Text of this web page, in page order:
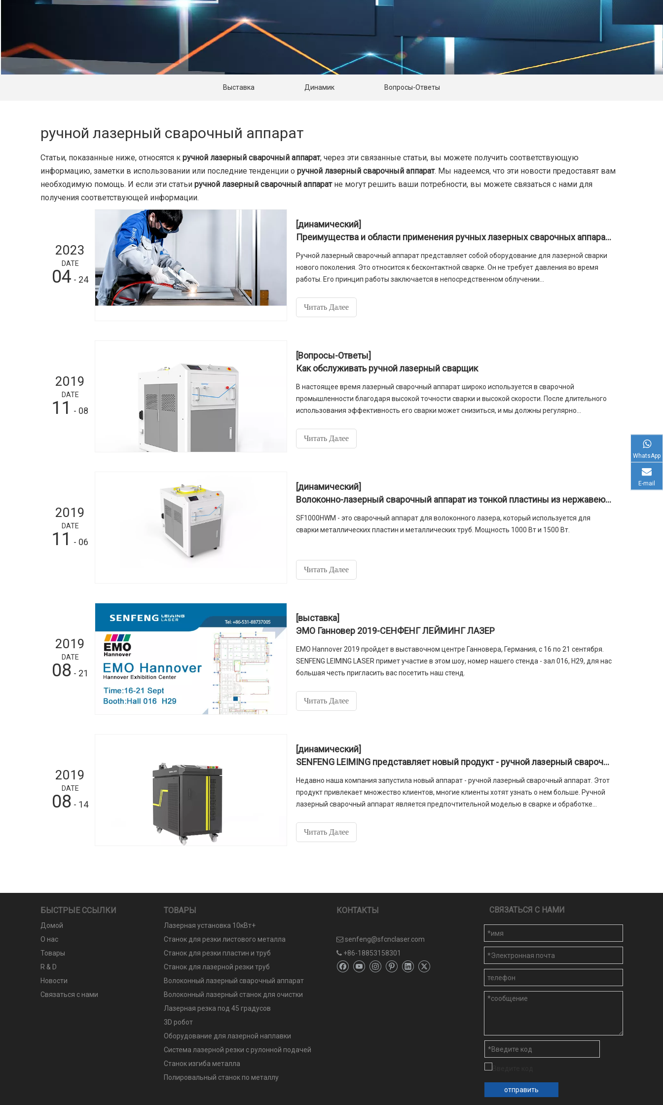
Выставка Динамик Вопросы-Ответы
ручной лазерный сварочный аппарат
Статьи, показанные ниже, относятся к ручной лазерный сварочный аппарат, через эти связанные статьи, вы можете получить соответствующую
информацию, заметки в использовании или последние тенденции о ручной лазерный сварочный аппарат. Мы надеемся, что эти новости предоставят вам
необходимую помощь. И если эти статьи ручной лазерный сварочный аппаратне могут решить ваши потребности, вы можете связаться с нами для
получения соответствующей информации.
2023
DATE
04 - 24
[динамический]
Преимущества и области применения ручных лазерных сварочных аппаратов
Ручной лазерный сварочный аппарат представляет собой оборудование для лазерной сварки
нового поколения. Это относится к бесконтактной сварке. Он не требует давления во время
работы. Его принцип работы заключается в непосредственном облучении
материалом внутренняя часть материала расплавляется, а затем охлаждается и
кристаллизуется, образуя сварной шов.
Читать Далее
2019
DATE
11 - 08
[Вопросы-Ответы]
Как обслуживать ручной лазерный сварщик
В настоящее время лазерный сварочный аппарат широко используется в сварочной
промышленности благодаря высокой точности сварки и высокой скорости. После длительного
использования эффективность его сварки может снизиться, и мы должны регулярно
поддерживать?
Читать Далее
2019
DATE
11 - 06
[динамический]
Волоконно-лазерный сварочный аппарат из тонкой пластины из нержавеющей стали
SF1000HWM - это сварочный аппарат для волоконного лазера, который используется для
сварки металлических пластин и металлических труб. Мощность 1000 Вт и 1500 Вт.
Читать Далее
2019
DATE
08 - 21
[выставка]
ЭМО Ганновер 2019-СЕНФЕНГ ЛЕЙМИНГ ЛАЗЕР
EMO Hannover 2019 пройдет в выставочном центре Ганновера, Германия, с 16 по 21 сентября.
SENFENG LEIMING LASER примет участие в этом шоу, номер нашего стенда - зал 016, H29, для нас
большая честь пригласить вас посетить наш стенд.
Читать Далее
2019
DATE
08 - 14
[динамический]
SENFENG LEIMING представляет новый продукт - ручной лазерный сварочный аппарат
Недавно наша компания запустила новый аппарат - ручной лазерный сварочный аппарат. Этот
продукт привлекает множество клиентов, многие клиенты хотят узнать о нем больше. Ручной
лазерный сварочный аппарат является предпочтительной моделью в сварке и обработке
Читать Далее
БЫСТРЫЕ ССЫЛКИ
Домой
О нас
Товары
R & D
Новости
Связаться с нами
ТОВАРЫ
Лазерная установка 10кВт+
Станок для резки листового металла
Станок для резки пластин и труб
Станок для лазерной резки труб
Волоконный лазерный сварочный аппарат
Волоконный лазерный станок для очистки
Лазерная резка под 45 градусов
3D робот
Оборудование для лазерной наплавки
Система лазерной резки с рулонной подачей
Станок изгиба металла
Полировальный станок по металлу
КОНТАКТЫ
 senfeng@sfcnclaser.com
 +86-18853158301
СВЯЗАТЬСЯ С НАМИ
отправить
WhatsApp
E-mail